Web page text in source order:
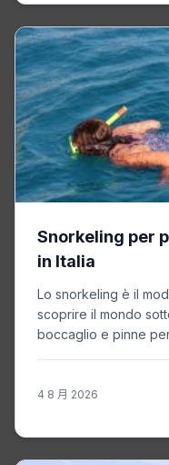
Snorkeling per
in Italia
Lo snorkeling è il
scoprire il mondo
boccaglio e pinne
4 8 月 2026